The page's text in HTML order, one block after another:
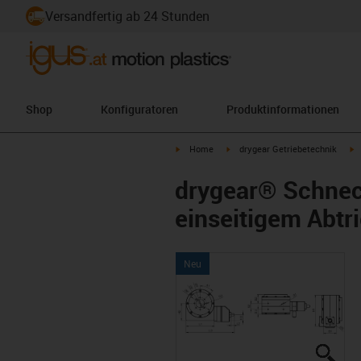
Versandfertig ab 24 Stunden
Shop Konfiguratoren Produktinformationen
igus-icon-arrow-right
Home igus-icon-arrow-right
drygear Getriebetechnik
drygear®
einseitigem
Neu